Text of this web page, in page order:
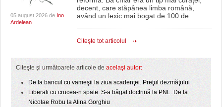
05 august 2026 de Ino
Ardelean
decent, care stăpânea limba română,
având un lexic mai bogat de 100 de…
Citeşte tot articolul
Citeşte şi următoarele articole de acelaşi autor:
De la bancul cu vameşii la ziua scadenţei. Preţul dezmăţului
Liberali cu crucea-n spate. S-a băgat doctrină la PNL. De la
Nicolae Robu la Alina Gorghiu